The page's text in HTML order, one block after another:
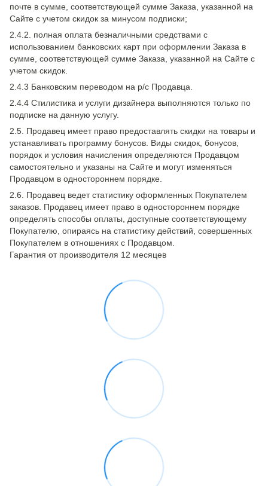
почте в сумме, соответствующей сумме Заказа, указанной на
Сайте с учетом скидок за минусом подписки;
2.4.2. полная оплата безналичными средствами с
использованием банковских карт при оформлении Заказа в
сумме, соответствующей сумме Заказа, указанной на Сайте с
учетом скидок.
2.4.3 Банковским переводом на р/с Продавца.
2.4.4 Стилистика и услуги дизайнера выполняются только по
подписке на данную услугу.
2.5. Продавец имеет право предоставлять скидки на товары и
устанавливать программу бонусов. Виды скидок, бонусов,
порядок и условия начисления определяются Продавцом
самостоятельно и указаны на Сайте и могут изменяться
Продавцом в одностороннем порядке.
2.6. Продавец ведет статистику оформленных Покупателем
заказов. Продавец имеет право в одностороннем порядке
определять способы оплаты, доступные соответствующему
Покупателю, опираясь на статистику действий, совершенных
Покупателем в отношениях с Продавцом.
Гарантия от производителя 12 месяцев